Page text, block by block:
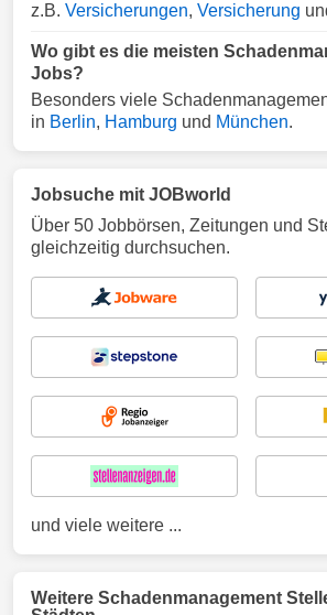
z.B. Versicherungen, Versicherung
Wo gibt es die meisten
Jobs?
Besonders viele
in Berlin, Hamburg und München.
Jobsuche mit JOBworld
Über 50 Jobbörsen, Zeitungen und
gleichzeitig durchsuchen.
und viele weitere ...
Weitere Schadenmanagement